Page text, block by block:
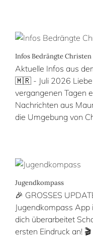
Infos Bedrängte Christen
Aktuelle Infos aus
🇲🇷 - Juli 2026 Liebe
vergangenen Tagen
Nachrichten aus
die Umgebung von
Jugendkompass
🎉 GROSSES
Jugendkompass
dich überarbeitet
ersten Eindruck an!